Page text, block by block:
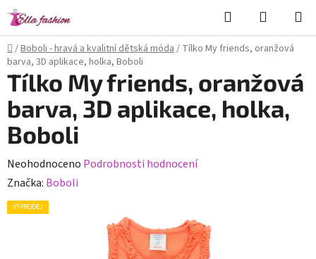
Přejít
na
obsah
Hledat
KOŠÍK
Domů
/Boboli - hravá a kvalitní dětská móda/ Tílko My friends, oranžová
barva, 3D aplikace, holka, Boboli
Tílko My friends, oranžová
barva, 3D aplikace, holka,
Boboli
Průměrné
hodnocení
produktu
Neohodnoceno Podrobnosti hodnocení
Značka: Boboli
VÝPRODEJ